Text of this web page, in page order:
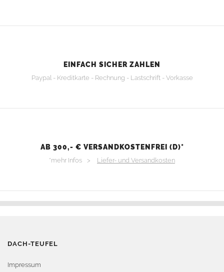
EINFACH SICHER ZAHLEN
Paypal - Kreditkarte - Rechnung - Lastschrift - Vorkasse
AB 300,- € VERSANDKOSTENFREI (D)*
*mehr Infos > Liefer- und Versandkosten
DACH-TEUFEL
Impressum